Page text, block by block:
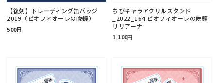
【復刻】トレーディング缶バッジ
2019（ピオフィオーレの晩鐘）
500円
ちびキャラアクリルスタンド
_2022_164 ピオフィオーレの晩鐘
リリアーナ
1,100円